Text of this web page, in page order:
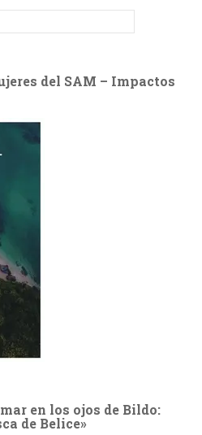
del SAM – Impactos
en los ojos de Bildo:
de Belice»